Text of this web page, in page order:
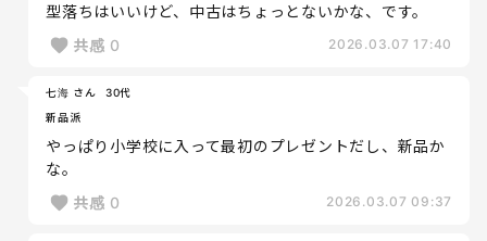
型落ちはいいけど、中古はちょっとないかな、です。
共感 0 2026.03.07 17:40
七海 さん
30代
新品派
やっぱり小学校に入って最初のプレゼントだし、新品か
な。
共感 0 2026.03.07 09:37